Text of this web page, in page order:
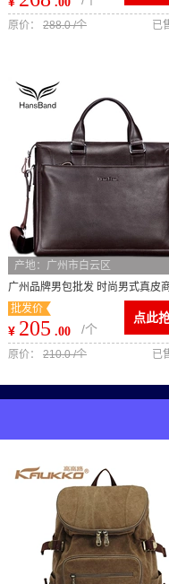
已
原价： 288.0 /个
产地：广州市白云区
广州品牌男包批发 时尚男式真皮
士包包公文手提包男
批发价
¥ 205 .00 /个
点此
已
原价： 210.0 /个